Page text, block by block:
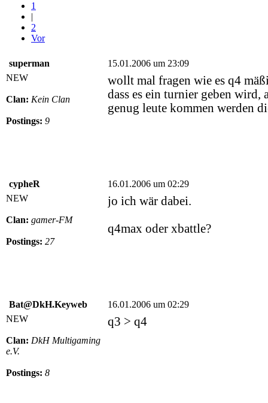
1
|
2
Vor
superman
15.01.2006 um 23:09
NEW
Clan: Kein Clan
Postings: 9
wollt mal fragen wie es q4
dass es ein turnier geben
genug leute kommen werden
cypheR
16.01.2006 um 02:29
NEW
Clan: gamer-FM
Postings: 27
jo ich wär dabei.
q4max oder xbattle?
Bat@DkH.Keyweb
16.01.2006 um 02:29
NEW
Clan: DkH Multigaming
e.V.
Postings: 8
q3 > q4